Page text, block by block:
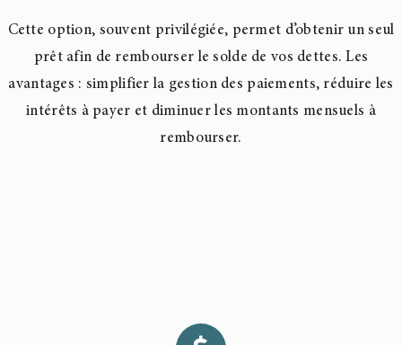
Cette option, souvent privilégiée, permet d’obtenir un seul
prêt afin de rembourser lesolde de vos dettes. Les
avantages : simplifier la gestion des paiements, réduire les
intérêts à payer et diminuer les montants mensuels à
rembourser.